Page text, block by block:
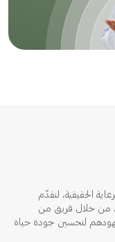
الحقيقية، لنقدّم
من خلال فريق من
لتحسين جودة حياة